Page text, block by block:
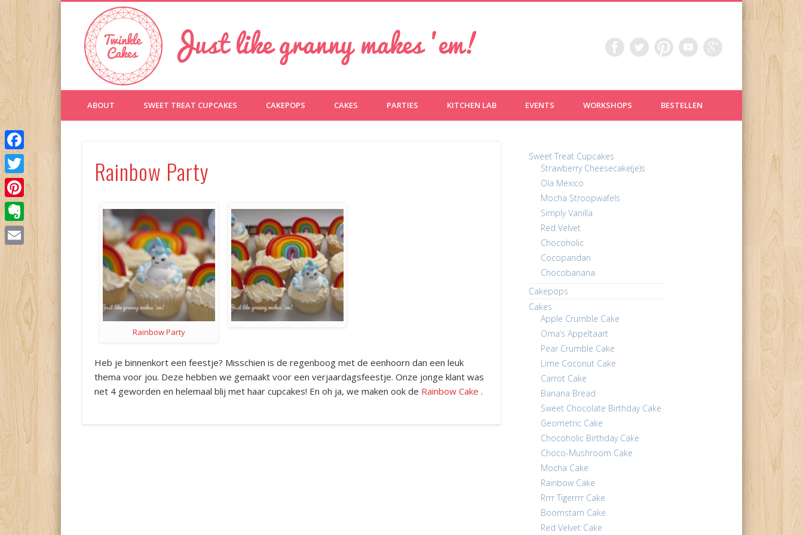
Just like granny makes 'em!
FacebookTwitter PinterestVimeo Google+
ABOUT SWEET TREAT CUPCAKES CAKEPOPS CAKES PARTIES KITCHEN LAB EVENTS WORKSHOPS BESTELLEN
Rainbow Party
Rainbow Party
Heb je binnenkort een feestje? Misschien is de regenboog met de eenhoorn dan een leuk
thema voor jou. Deze hebben we gemaakt voor een verjaardagsfeestje. Onze jonge klant was
net 4 geworden en helemaal blij met haar cupcakes! En oh ja, we maken ook de Rainbow Cake.
Sweet Treat Cupcakes
Strawberry Cheesecake(je)s
Ola Mexico
Mocha Stroopwafels
Simply Vanilla
Red Velvet
Chocoholic
Cocopandan
Chocobanana
Cakepops
Cakes
Apple Crumble Cake
Oma’s Appeltaart
Pear Crumble Cake
Lime Coconut Cake
Carrot Cake
Banana Bread
Sweet Chocolate Birthday Cake
Geometric Cake
Chocoholic Birthday Cake
Choco-Mushroom Cake
Mocha Cake
Rainbow Cake
Rrrr Tigerrrr Cake
Boomstam Cake
Red Velvet Cake
Facebook
Twitter
Pinterest
Evernote
Email